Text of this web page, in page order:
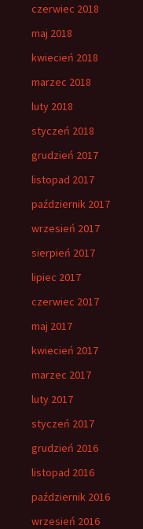
czerwiec 2018
maj 2018
kwiecień 2018
marzec 2018
luty 2018
styczeń 2018
grudzień 2017
listopad 2017
październik 2017
wrzesień 2017
sierpień 2017
lipiec 2017
czerwiec 2017
maj 2017
kwiecień 2017
marzec 2017
luty 2017
styczeń 2017
grudzień 2016
listopad 2016
październik 2016
wrzesień 2016